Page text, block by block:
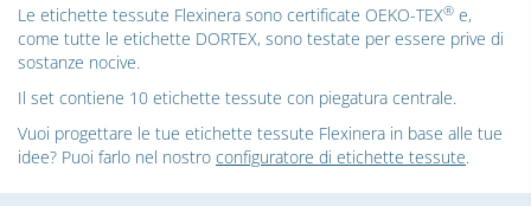
Le etichette tessute Flexinera sono certificate OEKO-TEX® e,
come tutte le etichette DORTEX, sono testate per essere prive di
sostanze nocive.
Il set contiene 10 etichette tessute con piegatura centrale.
Vuoi progettare le tue etichette tessute Flexinera in base alle tue
idee? Puoi farlo nel nostro configuratore di etichette tessute.